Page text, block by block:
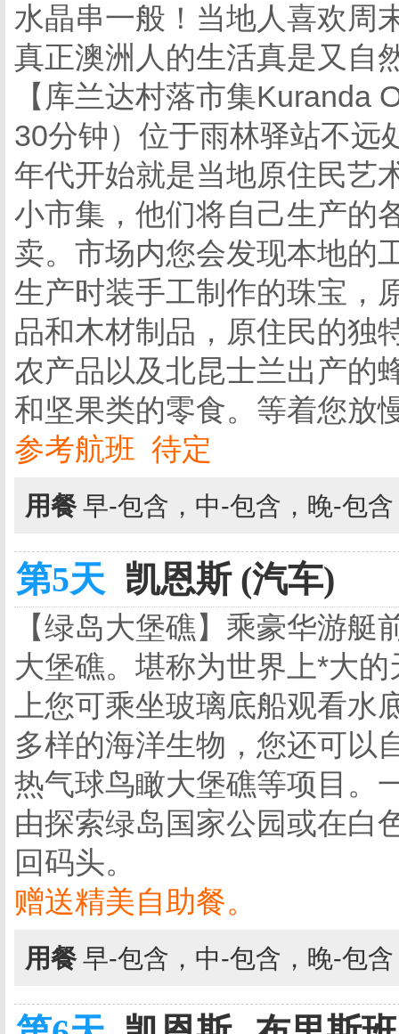
水晶串一般！当地人喜欢周
真正澳洲人的生活真是又自
【库兰达村落市集Kuranda
30分钟）位于雨林驿站不远
年代开始就是当地原住民艺
小市集，他们将自己生产的
卖。市场内您会发现本地的
生产时装手工制作的珠宝，
品和木材制品，原住民的独
农产品以及北昆士兰出产的
和坚果类的零食。等着您放
参考航班 待定
用餐 早-包含，中-包含，晚-包
第5天 凯恩斯 (汽车)
【绿岛大堡礁】乘豪华游
大堡礁。堪称为世界上*大
上您可乘坐玻璃底船观看
多样的海洋生物，您还可以
热气球鸟瞰大堡礁等项目。
由探索绿岛国家公园或在白
回码头。
赠送精美自助餐。
用餐 早-包含，中-包含，晚-包